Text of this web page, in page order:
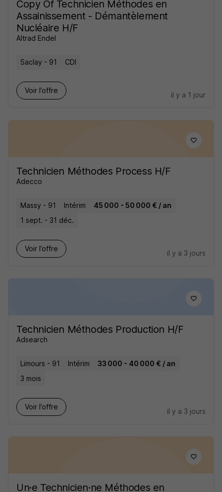
Copy Of Technicien Méthodes en
Assainissement - Démantèlement
Nucléaire H/F
Altrad Endel
Saclay - 91 CDI
Voir l’offre
il y a 1 jour
Technicien Méthodes Process H/F
Adecco
Massy - 91 Intérim
45 000 - 50 000 € / an
1 sept. - 31 déc.
Voir l’offre
il y a 3 jours
Technicien Méthodes Production H/F
Adsearch
Limours - 91 Intérim
33 000 - 40 000 € / an
3 mois
Voir l’offre
il y a 3 jours
Un·e Technicien·ne Méthodes en